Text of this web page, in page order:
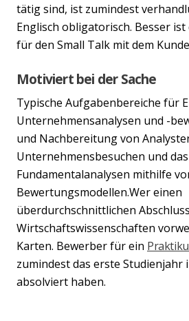
tätig sind, ist zumindest
Englisch obligatorisch. Besser ist
für den Small Talk mit dem
Motiviert bei der Sache
Typische Aufgabenbereiche für
Unternehmensanalysen und -
und Nachbereitung von
Unternehmensbesuchen und
Fundamentalanalysen mithilfe
Bewertungsmodellen.Wer einen
überdurchschnittlichen
Wirtschaftswissenschaften
Karten. Bewerber für ein
zumindest das erste Studienjahr
absolviert haben.